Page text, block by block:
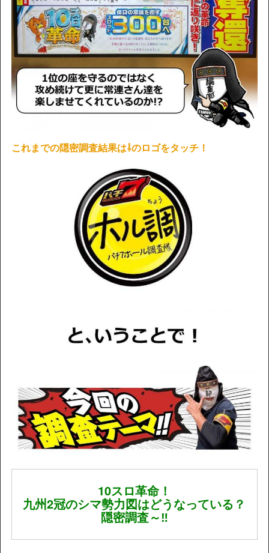
これまでの隠密調査結果は⇩のロゴをタッチ！
10スロ革命！
九州2冠のシマ勢力図はどうなっている？
隠密調査～‼